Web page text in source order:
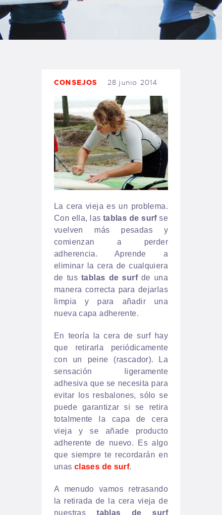
TIENDA FAMILY SURFERS
WEBCAM SALINAS
PEDIDOS
CONSEJOS 28 junio 2014
La cera vieja es un problema.
Con ella, las tablas de surfse
vuelven más pesadas y
comienzan a perder
adherencia. Aprende a
eliminar la cera de cualquiera
de tus tablas de surfde una
manera correcta para dejarlas
limpia y para añadir una
nueva capa adherente.
En teoría la cera de surf hay
que retirarla periódicamente
con un peine (rascador). La
sensación ligeramente
adhesiva que se necesita para
evitar los resbalones, sólo se
puede garantizar si se retira
totalmente la capa de cera
vieja y se añade producto
adherente de nuevo. Es algo
que siempre te recordarán en
unas clases de surf.
A menudo vamos retrasando
la retirada de la cera vieja de
nuestrastablas de surf